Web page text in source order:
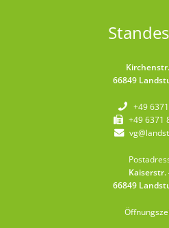
66849
+49
+49 6371
Kaiserstr.
66849